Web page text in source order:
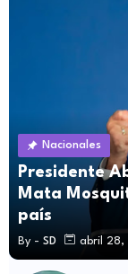
Nacionales
Presidente
Mata
país
By - SD abril 28,